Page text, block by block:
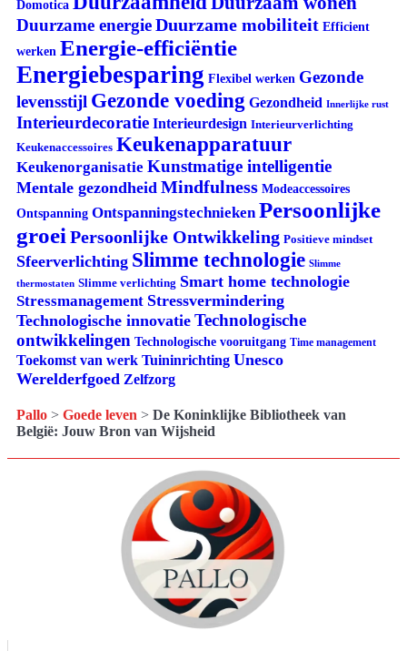
Domotica
Duurzame energieDuurzame mobiliteit Efficient
werken Energie-efficiëntie
Energiebesparing Flexibel werken Gezonde
levensstijl Gezonde voeding Gezondheid Innerlijke rust
Interieurdecoratie Interieurdesign Interieurverlichting
Keukenaccessoires Keukenapparatuur
Keukenorganisatie Kunstmatige intelligentie
Mentale gezondheid Mindfulness Modeaccessoires
Ontspanning Ontspanningstechnieken Persoonlijke
groei Persoonlijke Ontwikkeling Positieve mindset
Sfeerverlichting Slimme technologie Slimme
thermostaten Slimme verlichting Smart home technologie
Stressmanagement Stressvermindering
Technologische innovatie Technologische
ontwikkelingen Technologische vooruitgang Time management
Toekomst van werk Tuininrichting Unesco
Werelderfgoed Zelfzorg
Pallo > Goede leven > De Koninklijke Bibliotheek van
België: Jouw Bron van Wijsheid